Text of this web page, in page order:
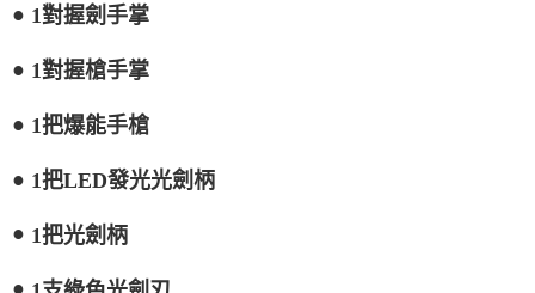
● 1對握劍手掌
● 1對握槍手掌
● 1把爆能手槍
● 1把LED發光光劍柄
● 1把光劍柄